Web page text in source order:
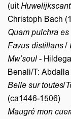
(uit
Christoph Bach
Quam pulchra es
Favus distillans /
Mw’soul -
Benali/T:
Belle sur toutes/
(ca1446-1506)
Maugré mon